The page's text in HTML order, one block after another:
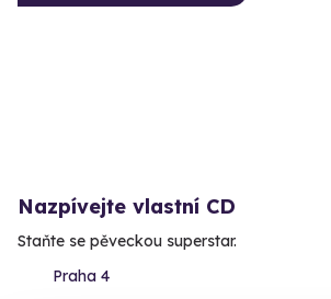
Nazpívejte vlastní CD
Staňte se pěveckou superstar.
Praha 4